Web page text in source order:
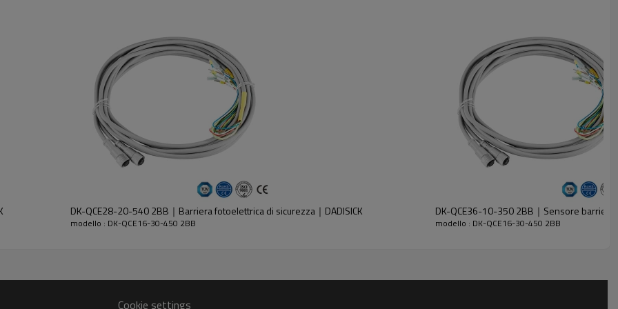
dell'emettitore e del ricevitore.
DK-QCE28-20-540 2BB｜Barriera fotoelettrica di sicurezza｜DADISICK
modello : DK-QCE16-30-450 2BB
DK-QCE36-10-350 2BB｜Sensore barriera
modello : DK-QCE16-30-450 2BB
Cookie settings